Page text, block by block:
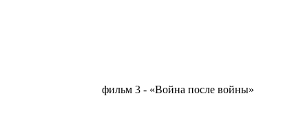
фильм 3 - «Война после войны»